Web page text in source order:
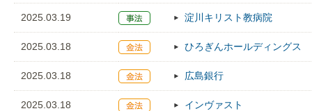
2025.03.19 淀川キリスト教病院
2025.03.18 ひろぎんホールディングス
2025.03.18 広島銀行
2025.03.18 インヴァスト